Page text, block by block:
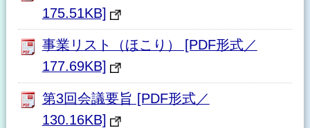
175.51KB]
事業リスト（ほこり） [PDF形式／
177.69KB]
第3回会議要旨 [PDF形式／
130.16KB]